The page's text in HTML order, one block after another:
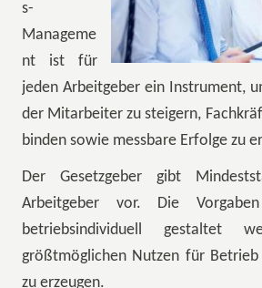
s-
Manageme
nt ist für
jeden Arbeitgeber ein Instrument,
der Mitarbeiter zu steigern,
binden sowie messbare Erfolge zu
Der Gesetzgeber gibt
Arbeitgeber vor. Die
betriebsindividuell gestaltet
größtmöglichen Nutzen für
zu erzeugen.